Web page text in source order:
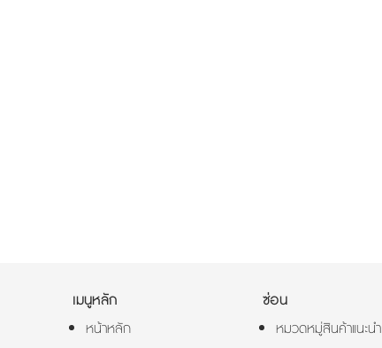
เมนูหลัก
หน้าหลัก
ซ่อน
หมวดหมู่สินค้าแนะนำ